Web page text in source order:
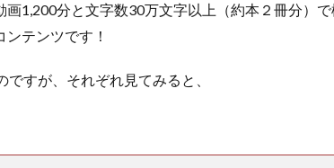
画1,200分と文字数30万文字以上（約本２冊分）
ンテンツです！
ですが、それぞれ見てみると、